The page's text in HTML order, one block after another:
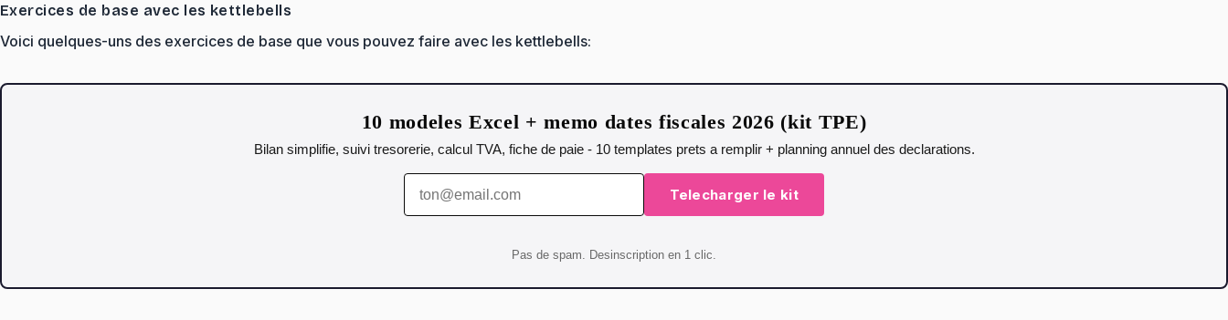
Exercices de base avec les kettlebells
Voici quelques-uns des exercices de base que vous pouvez faire avec les kettlebells:
10 modeles Excel + memo dates fiscales 2026 (kit TPE)
Bilan simplifie, suivi tresorerie, calcul TVA, fiche de paie - 10 templates prets a remplir + planning annuel des declarations.
Telecharger le kit
Pas de spam. Desinscription en 1 clic.